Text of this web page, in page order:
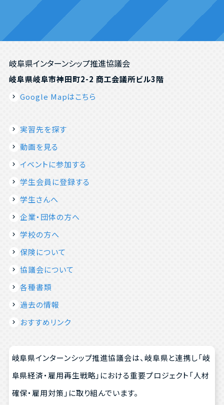
岐阜県インターンシップ推進協議会
岐阜県岐阜市神田町2-2 商工会議所ビル3階
Google Mapはこちら
実習先を探す
動画を見る
イベントに参加する
学生会員に登録する
学生さんへ
企業・団体の方へ
学校の方へ
保険について
協議会について
各種書類
過去の情報
おすすめリンク
岐阜県インターンシップ推進協議会は、岐阜県と連携し「岐
阜県経済・雇用再生戦略」における重要プロジェクト「人材
確保・雇用対策」に取り組んでいます。